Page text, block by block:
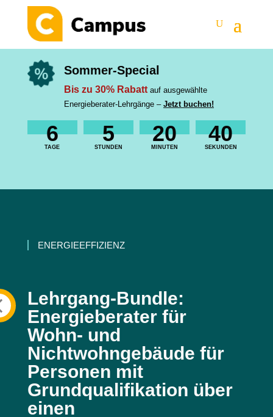
Sommer-Special
Bis zu 30% Rabatt auf ausgewählte
Energieberater-Lehrgänge – Jetzt buchen!
6
TAGE
5
STUNDEN
20
MINUTEN
39
SEKUNDEN
ENERGIEEFFIZIENZ
Lehrgang-Bundle:
Energieberater für
Wohn- und
Nichtwohngebäude für
Personen mit
Grundqualifikation über
einen